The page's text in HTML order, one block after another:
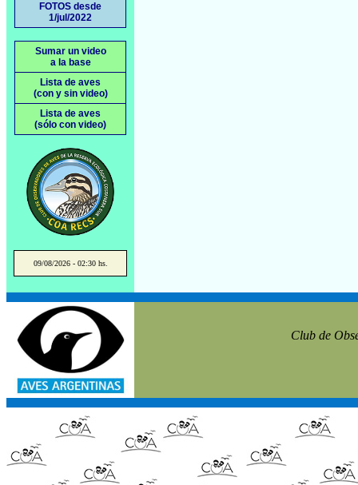
FOTOS desde
1/jul/2022
Sumar un video
a la base
Lista de aves
(con y sin video)
Lista de aves
(sólo con video)
09/08/2026 - 02:30 hs.
Club de